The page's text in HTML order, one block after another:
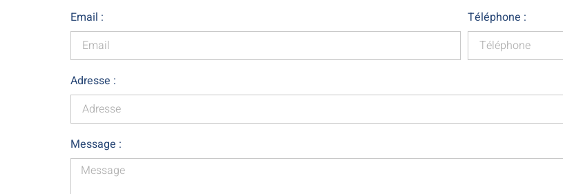
Email : Téléphone :
Adresse :
Message :